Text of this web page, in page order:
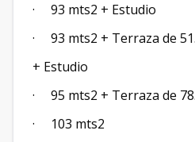
· 93 mts2 + Estudio
· 93 mts2 + Terraza de
+ Estudio
· 95 mts2 + Terraza de
· 103 mts2